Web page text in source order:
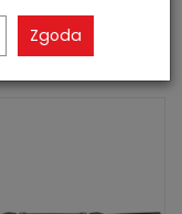
Do koszyka
Zgoda